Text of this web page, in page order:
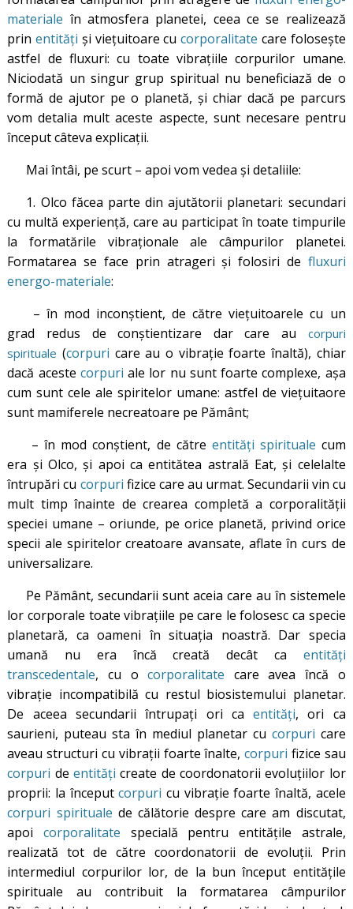
materiale în atmosfera planetei, ceea ce se realizează
prinentități și viețuitoare cucorporalitate care folosește
astfel de fluxuri: cu toate vibrațiile corpurilor umane.
Niciodată un singur grup spiritual nu beneficiază de o
formă de ajutor pe o planetă, și chiar dacă pe parcurs
vom detalia mult aceste aspecte, sunt necesare pentru
început câteva explicații.
Mai întâi, pe scurt – apoi vom vedea și detaliile:
1. Olco făcea parte din ajutătorii planetari: secundari
cu multă experiență, care au participat în toate timpurile
la formatările vibraționale ale câmpurilor planetei.
Formatarea se face prin atrageri și folosiri de fluxuri
energo-materiale:
– în mod inconștient, de către viețuitoarele cu un
grad redus de conștientizare dar care au corpuri
spirituale (corpuri care au o vibrație foarte înaltă), chiar
dacă aceste corpuri ale lor nu sunt foarte complexe, așa
cum sunt cele ale spiritelor umane: astfel de viețuitaore
sunt mamiferele necreatoare pe Pământ;
– în mod conștient, de către entități spirituale cum
era și Olco, și apoi ca entitătea astrală Eat, și celelalte
întrupări cu corpuri fizice care au urmat. Secundarii vin cu
mult timp înainte de crearea completă a corporalității
speciei umane – oriunde, pe orice planetă, privind orice
specii ale spiritelor creatoare avansate, aflate în curs de
universalizare.
Pe Pământ, secundarii sunt aceia care au în sistemele
lor corporale toate vibrațiile pe care le folosesc ca specie
planetară, ca oameni în situația noastră. Dar specia
umană nu era încă creată decât ca entități
transcedentale, cu ocorporalitate care avea încă o
vibrație incompatibilă cu restul biosistemului planetar.
De aceea secundarii întrupați ori caentități, ori ca
saurieni, puteau sta în mediul planetar cu corpuri care
aveau structuri cu vibrații foarte înalte,corpuri fizice sau
corpuri deentități create de coordonatorii evoluțiilor lor
proprii: la începutcorpuri cu vibrație foarte înaltă, acele
corpuri spirituale de călătorie despre care am discutat,
apoicorporalitate specială pentru entitățile astrale,
realizată tot de către coordonatorii de evoluții. Prin
intermediul corpurilor lor, de la bun început entitățile
spirituale au contribuit la formatarea câmpurilor